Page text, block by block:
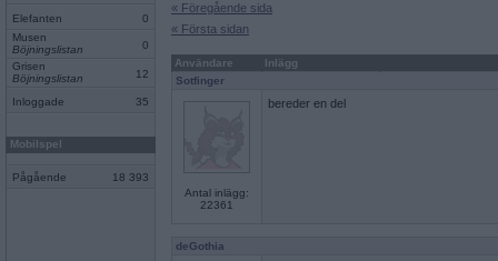
Elefanten
0
Musen
Böjningslistan
0
Grisen
Böjningslistan
12
Inloggade 35
Mobilspel
Pågående 18 393
« Föregående sida
« Första sidan
Användare
Inlägg
Sotfinger
Antal inlägg:
22361
bereder en del
deGothia